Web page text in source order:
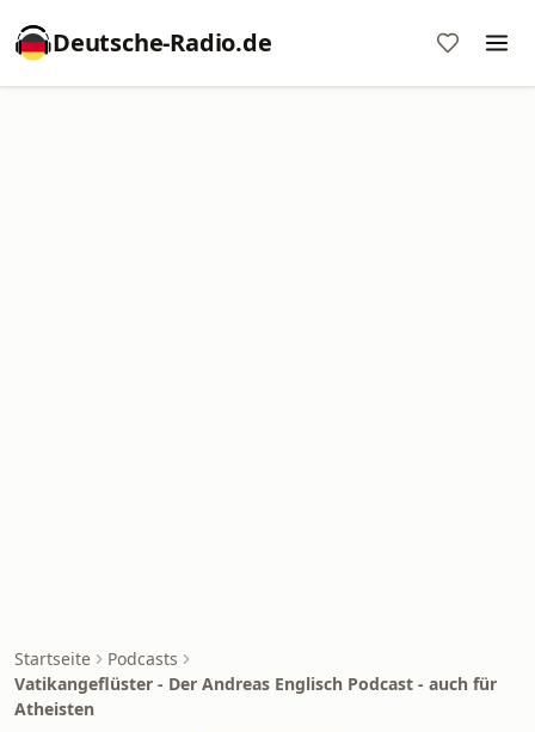
Deutsche-Radio.de
Startseite
Podcasts
Vatikangeflüster - Der Andreas Englisch Podcast - auch für
Atheisten